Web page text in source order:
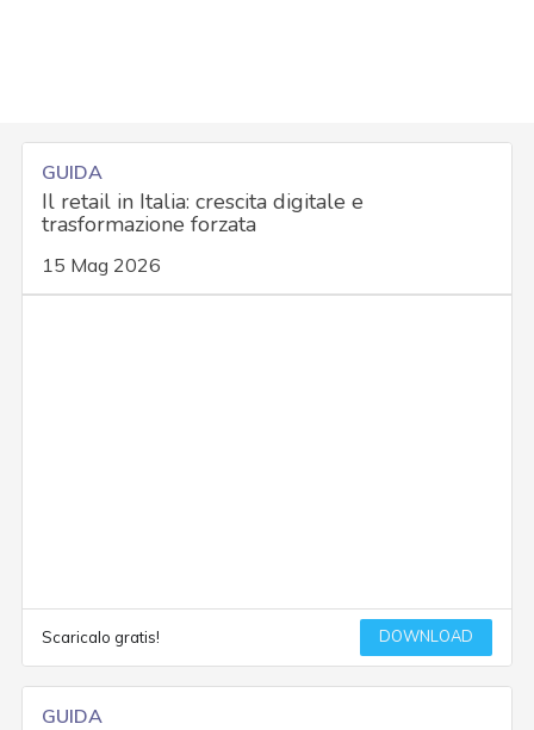
GUIDA
Il retail in Italia: crescita digitale e
trasformazione forzata
15 Mag 2026
Scaricalo gratis! DOWNLOAD
GUIDA